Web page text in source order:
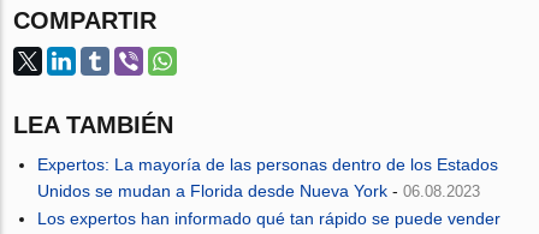
COMPARTIR
LEA TAMBIÉN
Expertos: La mayoría de las personas dentro de los Estados
Unidos se mudan a Florida desde Nueva York -06.08.2023
Los expertos han informado qué tan rápido se puede vender